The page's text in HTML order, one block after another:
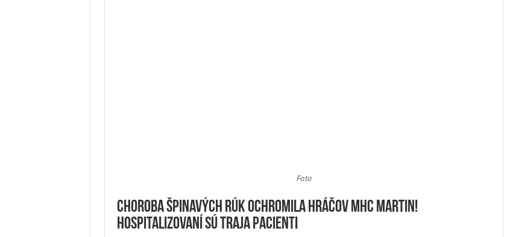
Foto
Choroba špinavých rúk ochromila hráčov MHC Martin!
Hospitalizovaní sú traja pacienti